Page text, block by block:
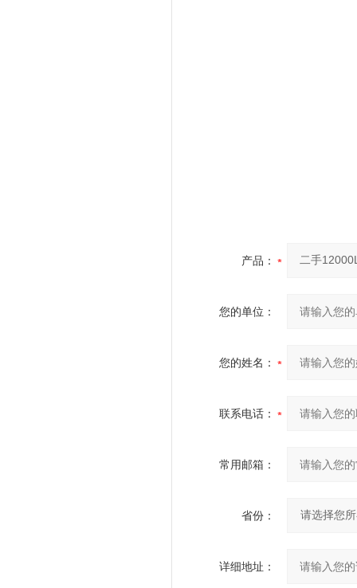
产品：
您的单位：
您的姓名：
联系电话：
常用邮箱：
省份：
详细地址：